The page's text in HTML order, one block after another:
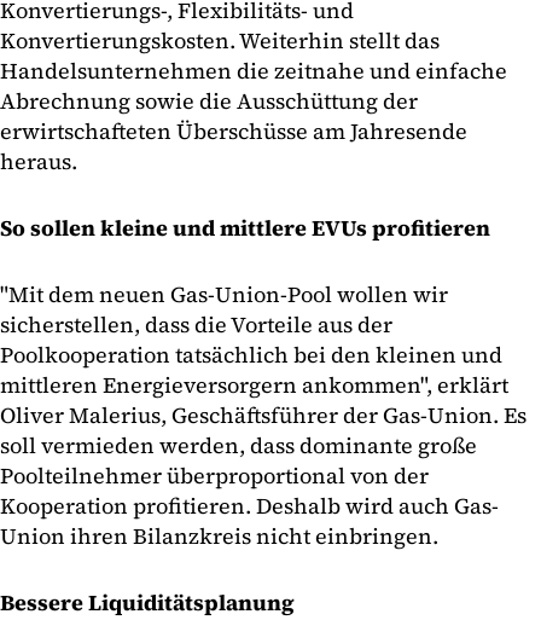
Konvertierungs-, Flexibilitäts- und
Konvertierungskosten. Weiterhin stellt das
Handelsunternehmen die zeitnahe und einfache
Abrechnung sowie die Ausschüttung der
erwirtschafteten Überschüsse am Jahresende
heraus.
So sollen kleine und mittlere EVUs profitieren
"Mit dem neuen Gas-Union-Pool wollen wir
sicherstellen, dass die Vorteile aus der
Poolkooperation tatsächlich bei den kleinen und
mittleren Energieversorgern ankommen", erklärt
Oliver Malerius, Geschäftsführer der Gas-Union. Es
soll vermieden werden, dass dominante große
Poolteilnehmer überproportional von der
Kooperation profitieren. Deshalb wird auch Gas-
Union ihren Bilanzkreis nicht einbringen.
Bessere Liquiditätsplanung